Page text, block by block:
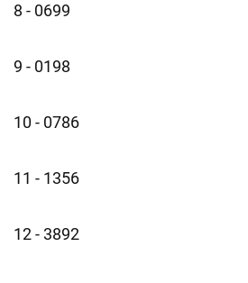
8 - 0699
9 - 0198
10 - 0786
11 - 1356
12 - 3892